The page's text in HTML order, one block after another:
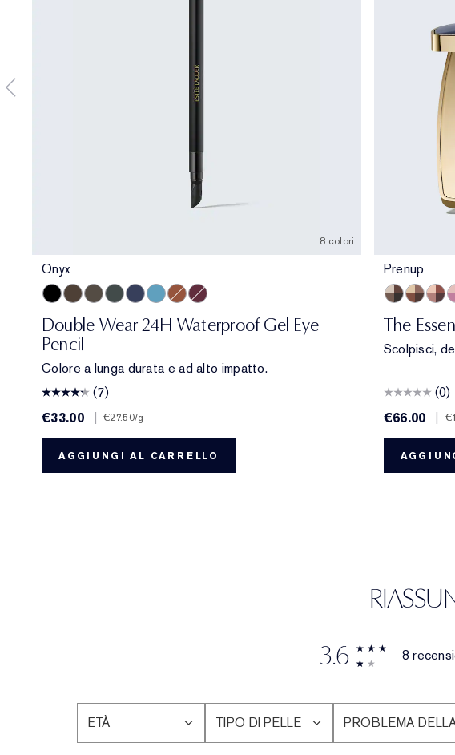
8 colori
Onyx
Double Wear 24H Waterproof Gel Eye
Pencil
Colore a lunga durata e ad alto impatto.
(7)
€33.00
| €27.50/g
AGGIUNGI AL CARRELLO
Prenup
The
Scolpisci,
(0)
€66.00
|
3.6
8
ETÀ
FILTRA
LE
TIPO DI PELLE
FILTRA
LE
PROBLEMA
FILTRA
LE